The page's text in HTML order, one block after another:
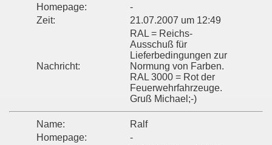
Homepage:
-
Zeit:
21.07.2007 um 12:49
Nachricht:
RAL = Reichs-
Ausschuß für
Lieferbedingungen zur
Normung von Farben.
RAL 3000 = Rot der
Feuerwehrfahrzeuge.
Gruß Michael;-)
Name:
Ralf
Homepage:
-